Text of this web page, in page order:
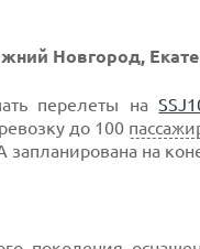
Новгород,
перелеты на
до 100
на